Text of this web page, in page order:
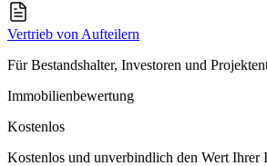
Vertrieb von Aufteilern
Für Bestandshalter, Investoren und
Immobilienbewertung
Kostenlos
Kostenlos und unverbindlich den Wert Ihrer